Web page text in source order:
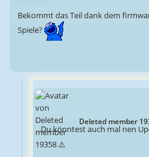
Bekommt das Teil dank dem
Spiele?
Deleted member
Du könntest auch mal nen